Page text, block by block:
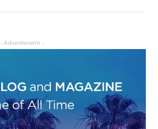
- Advertisment -